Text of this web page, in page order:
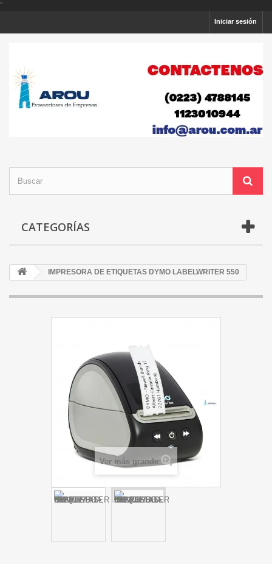
''
Iniciar sesión
CATEGORÍAS
IMPRESORA DE ETIQUETAS DYMO LABELWRITER 550
Ver más grande